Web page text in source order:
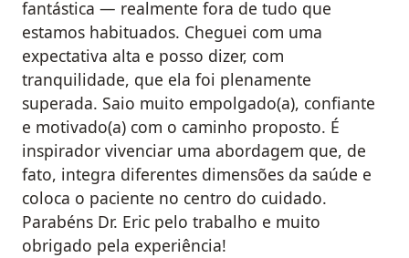
fantástica — realmente fora de tudo que
estamos habituados. Cheguei com uma
expectativa alta e posso dizer, com
tranquilidade, que ela foi plenamente
superada. Saio muito empolgado(a), confiante
e motivado(a) com o caminho proposto. É
inspirador vivenciar uma abordagem que, de
fato, integra diferentes dimensões da saúde e
coloca o paciente no centro do cuidado.
Parabéns Dr. Eric pelo trabalho e muito
obrigado pela experiência!